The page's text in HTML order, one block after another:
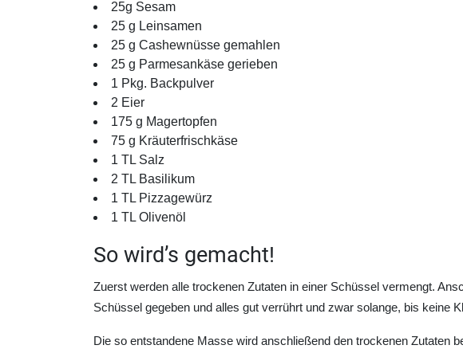
25g Sesam
25 g Leinsamen
25 g Cashewnüsse gemahlen
25 g Parmesankäse gerieben
1 Pkg. Backpulver
2 Eier
175 g Magertopfen
75 g Kräuterfrischkäse
1 TL Salz
2 TL Basilikum
1 TL Pizzagewürz
1 TL Olivenöl
So wird’s gemacht!
Zuerst werden alle trockenen Zutaten in einer Schüssel vermengt.
Schüssel gegeben und alles gut verrührt und zwar solange, bis keine
Die so entstandene Masse wird anschließend den trockenen Zutaten